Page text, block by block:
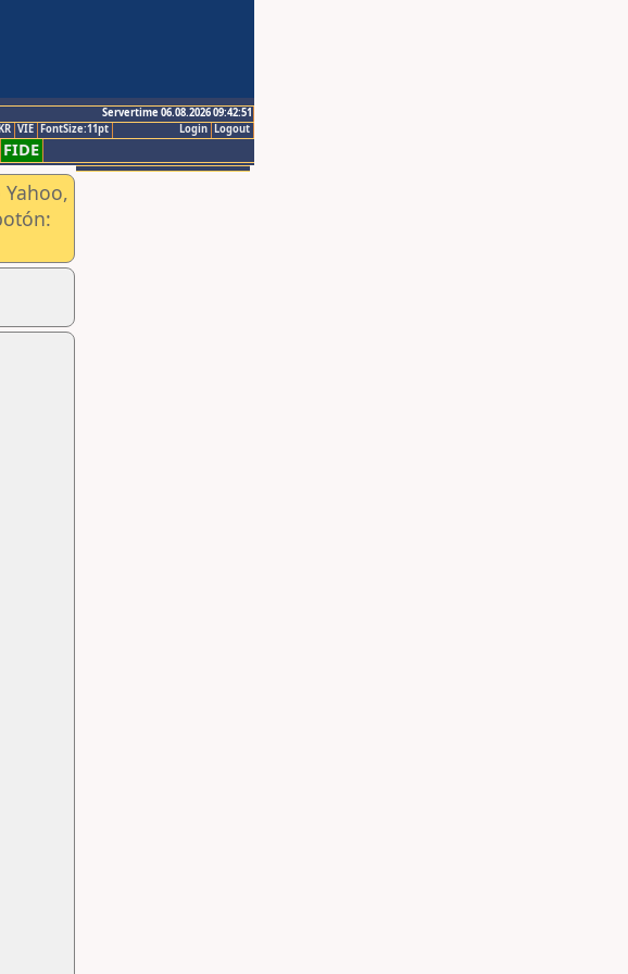
Servertime 06.08.2026 09:42:51
Logout
Login
VIE FontSize:11pt
FIDE